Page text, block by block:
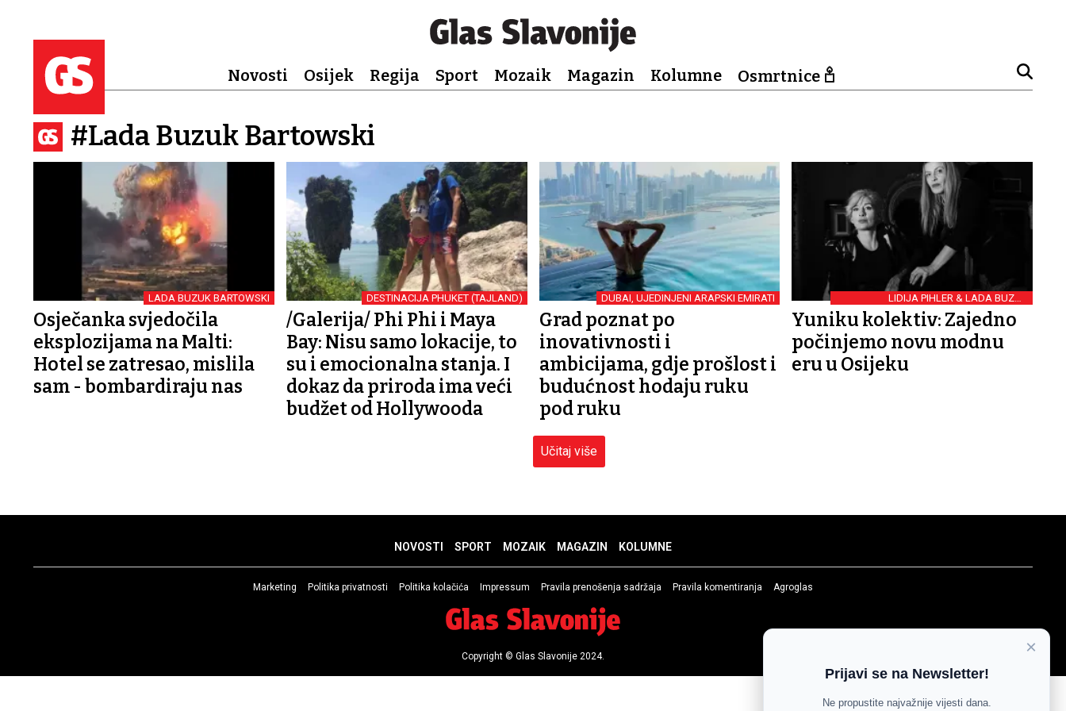
Novosti Osijek Regija Sport Mozaik Magazin Kolumne Osmrtnice
#Lada Buzuk Bartowski
LADA BUZUK BARTOWSKI
Osječanka svjedočila
eksplozijama na Malti:
Hotel se zatresao, mislila
sam - bombardiraju nas
DESTINACIJA PHUKET (TAJLAND)
/Galerija/ Phi Phi i Maya
Bay: Nisu samo lokacije, to
su i emocionalna stanja. I
dokaz da priroda ima veći
budžet od Hollywooda
DUBAI, UJEDINJENI ARAPSKI EMIRATI
Grad poznat po
inovativnosti i
ambicijama, gdje prošlost i
budućnost hodaju ruku
pod ruku
LIDIJA PIHLER & LADA BUZUK
BARTOWSKI
Yuniku kolektiv: Zajedno
počinjemo novu modnu
eru u Osijeku
Učitaj više
NOVOSTI SPORT MOZAIK MAGAZIN KOLUMNE
Marketing Politika privatnosti Politika kolačića Impressum Pravila prenošenja sadržaja Pravila komentiranja Agroglas
Copyright © Glas Slavonije 2024. ×
Prijavi se na Newsletter!
Ne propustite najvažnije vijesti dana.